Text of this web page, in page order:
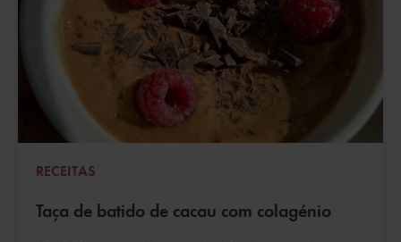
RECEITAS
Taça de batido de cacau com colagénio